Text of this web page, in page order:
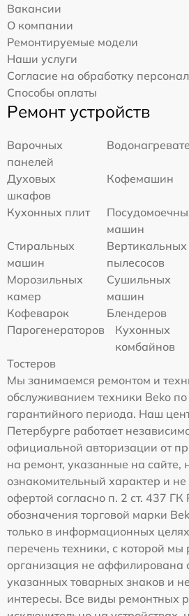
Вакансии
О компании
Ремонтируемые модели
Наши услуги
Согласие на обработку
Способы оплаты
Ремонт устройств
Варочных
панелей
Духовых
шкафов
Кофемашин
Кухонных плит
машин
Стиральных
машин
Вертикальных
пылесосов
Морозильных
камер
Сушильных
машин
Кофеварок
Блендеров
Парогенераторов
Кухонных
комбайнов
Тостеров
Мы занимаемся ремонтом и
обслуживанием техники Beko по
гарантийного периода. Наш
Петербурге работает
официальной авторизации от
на ремонт, указанные на сайте,
ознакомительный характер и
офертой согласно п. 2 ст. 437
обозначения торговой марки
только в информационных
перечень техники, с которой
организация не аффилирована
указанных товарных знаков и
интересы. Все виды ремонтных